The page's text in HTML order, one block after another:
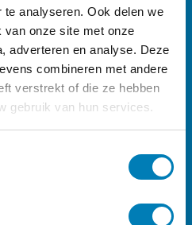
analyseren. Ook delen we
van onze site met onze
adverteren en analyse. Deze
combineren met andere
verstrekt of die ze hebben
gebruik van hun services.